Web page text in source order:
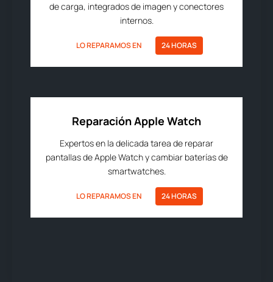
de carga, integrados de imagen y conectores
internos.
LO REPARAMOS EN 24 HORAS
Reparación Apple Watch
Expertos en la delicada tarea de reparar
pantallas de Apple Watch y cambiar baterías de
smartwatches.
LO REPARAMOS EN 24 HORAS